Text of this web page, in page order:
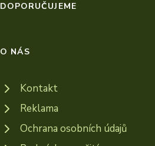
DOPORUČUJEME
O NÁS
Kontakt
Reklama
Ochrana osobních údajů